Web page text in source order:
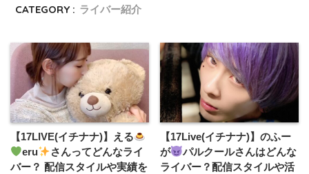
CATEGORY : ライバー紹介
【17LIVE(イチナナ)】える
eru
さんってどんなライ
バー？ 配信スタイルや実績を
【17Live(イチナナ)】のふー
が
パルクールさんはどんな
ライバー？配信スタイルや活